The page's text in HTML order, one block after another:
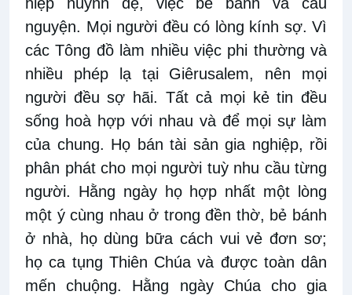
nguyện. Mọi người đều có lòng kính sợ. Vì
các Tông đồ làm nhiều việc phi thường và
nhiều phép lạ tại Giêrusalem, nên mọi
người đều sợ hãi. Tất cả mọi kẻ tin đều
sống hoà hợp với nhau và để mọi sự làm
của chung. Họ bán tài sản gia nghiệp, rồi
phân phát cho mọi người tuỳ nhu cầu từng
người. Hằng ngày họ hợp nhất một lòng
một ý cùng nhau ở trong đền thờ, bẻ bánh
ở nhà, họ dùng bữa cách vui vẻ đơn sơ;
họ ca tụng Thiên Chúa và được toàn dân
mến chuộng. Hằng ngày Chúa cho gia